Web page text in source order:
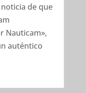
de que
Nauticam»,
auténtico